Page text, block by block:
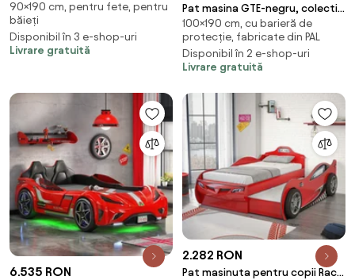
colectia Champion Racer
90x190 Cm
90×190 cm, pentru fete, pentru
băieți
Disponibil în 3 e-shop-uri
Livrare gratuită
Pat masina GTE-negru, colectia
Champion Racer 100x190 cm
100×190 cm, cu barieră de
protecție, fabricate din PAL
Disponibil în 2 e-shop-uri
Livrare gratuită
6.535 RON
2.282 RON
Pat masinuta pentru copii Race